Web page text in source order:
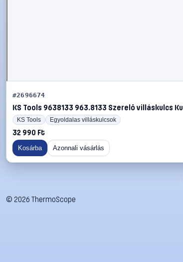
#2696674
KS Tools 9638133 963.8133 Szerelő villáskulcs
KS Tools Egyoldalas villáskulcsok
32 990 Ft
Kosárba Azonnali vásárlás
© 2026 ThermoScope